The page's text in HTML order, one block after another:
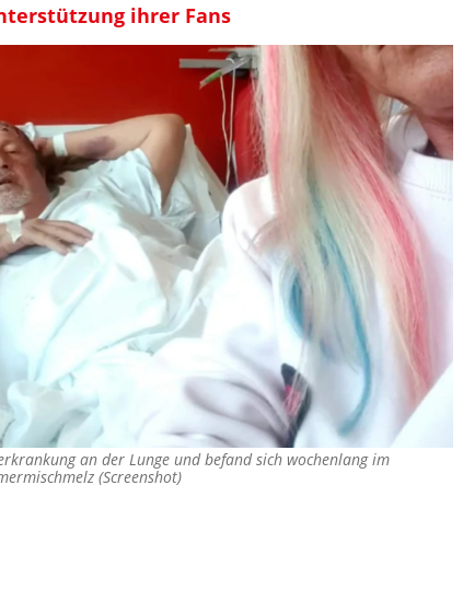
ihrer Fans
an der Lunge und befand sich wochenlang im
(Screenshot)